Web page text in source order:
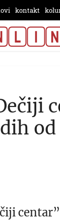
kontakt
od